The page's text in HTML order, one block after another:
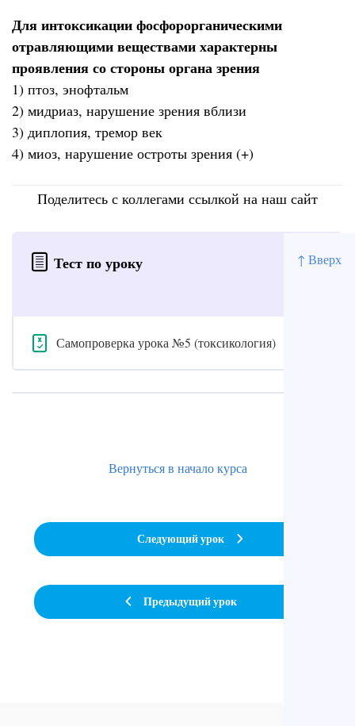
↑ Вверх
Для интоксикации фосфорорганическими
отравляющими веществами характерны
проявления со стороны органа зрения
1) птоз, энофтальм
2) мидриаз, нарушение зрения вблизи
3) диплопия, тремор век
4) миоз, нарушение остроты зрения (+)
Поделитесь с коллегами ссылкой на наш сайт
Тест по уроку
Самопроверка урока №5 (токсикология)
Предыдущий урок
Вернуться в начало курса
Следующий урок